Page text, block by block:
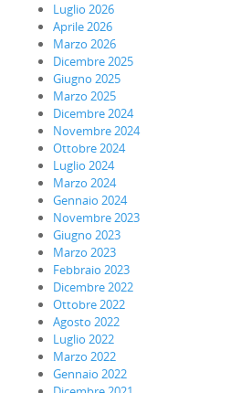
Luglio 2026
Aprile 2026
Marzo 2026
Dicembre 2025
Giugno 2025
Marzo 2025
Dicembre 2024
Novembre 2024
Ottobre 2024
Luglio 2024
Marzo 2024
Gennaio 2024
Novembre 2023
Giugno 2023
Marzo 2023
Febbraio 2023
Dicembre 2022
Ottobre 2022
Agosto 2022
Luglio 2022
Marzo 2022
Gennaio 2022